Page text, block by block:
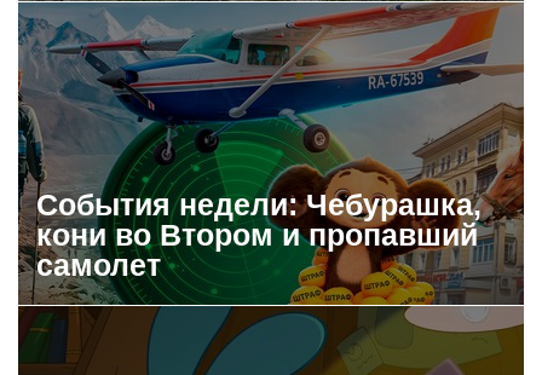
События недели: Чебурашка,
кони во Втором и пропавший
самолет